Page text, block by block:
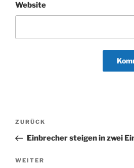
Website
Beitragsnavigation
Vorheriger
Beitrag
ZURÜCK
Einbrecher steigen in zwei
Nächster
WEITER